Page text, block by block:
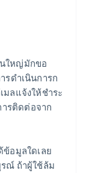
ใหญ่มักขอ
รดำเนินการก
ลแจ้งให้ชำระ
ารติดต่อจาก
อมูลใดเลย
ณ์ ถ้าผู้ใช้ล้ม